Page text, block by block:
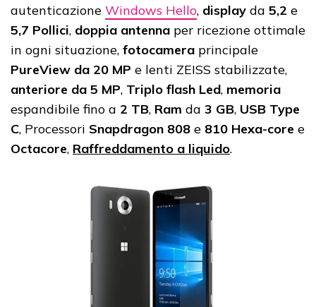
autenticazione Windows Hello, display da 5,2 e
5,7 Pollici, doppia antenna per ricezione ottimale
in ogni situazione, fotocamera principale
PureView da 20 MP e lenti ZEISS stabilizzate,
anteriore da 5 MP, Triplo flash Led, memoria
espandibile fino a 2 TB, Ram da 3 GB, USB Type
C, Processori Snapdragon 808 e 810 Hexa-core e
Octacore, Raffreddamento a liquido.